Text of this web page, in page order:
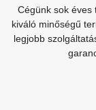
Cégünk sok éves
kiváló minőségű
legjobb